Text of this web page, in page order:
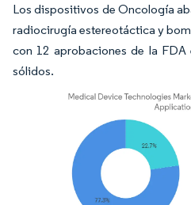
Los dispositivos de Oncología
radiocirugía estereotáctica y
con 12 aprobaciones de la
sólidos.